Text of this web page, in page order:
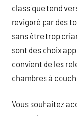
classique tend
revigoré par des
sans être trop
sont des choix
convient de les
chambres à
Vous souhaitez